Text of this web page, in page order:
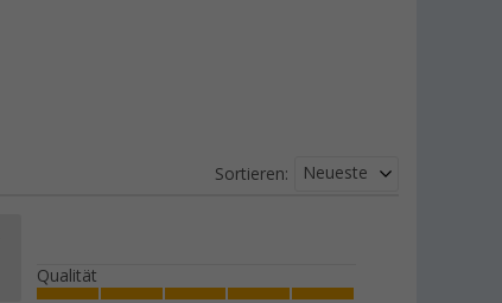
Sortieren: Neueste
Qualität